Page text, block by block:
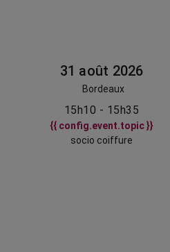
31 août 2026
Bordeaux
15h10 - 15h35
{{ config.event.topic }}
socio coiffure